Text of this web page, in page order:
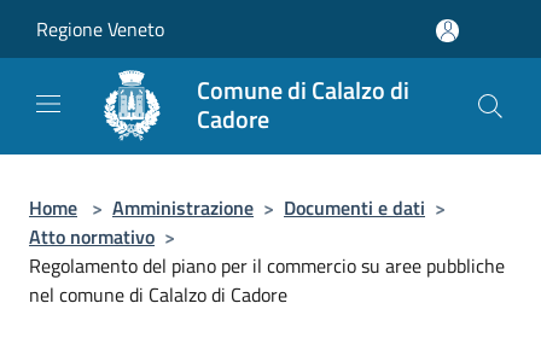
Regione Veneto
Comune di Calalzo di
Cadore
Home > Amministrazione > Documenti e dati >
Atto normativo >
Regolamento del piano per il commercio su aree pubbliche
nel comune di Calalzo di Cadore